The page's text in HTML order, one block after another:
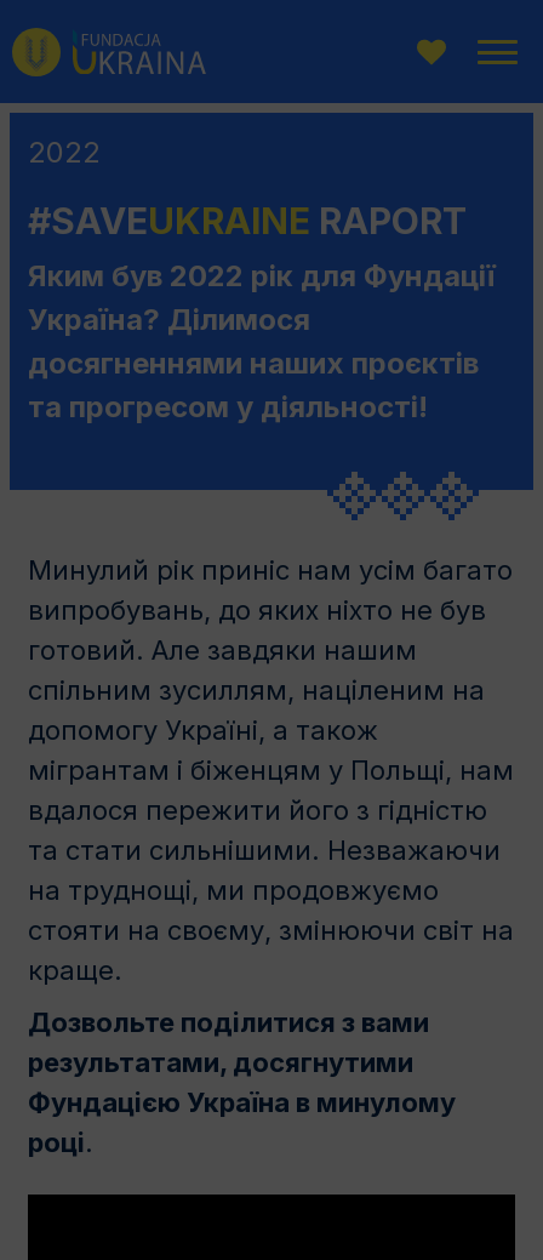
Перейти
до
Перейдіть
до
Перейти
до
2022
#SAVEUKRAINE RAPORT
Яким був 2022 рік для Фундації
Україна? Ділимося
досягненнями наших проєктів
та прогресом у діяльності!
Минулий рік приніс нам усім багато
випробувань, до яких ніхто не був
готовий. Але завдяки нашим
спільним зусиллям, нацiленим на
допомогу Україні, а також
мігрантам і біженцям у Польщі, нам
вдалося пережити його з гідністю
та стати сильнішими. Незважаючи
на труднощi, ми продовжуємо
стояти на своєму, змінюючи світ на
краще.
Дозвольте поділитися з вами
результатами, досягнутими
Фундацією Україна в минулому
роцi.